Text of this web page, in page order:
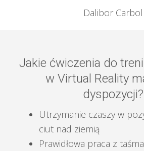
Dalibor Carbol
Jakie ćwiczenia do
w Virtual Reality
dyspozycji?
Utrzymanie czaszy w
ciut nad ziemią
Prawidłowa praca z